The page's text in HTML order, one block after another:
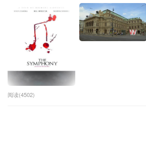
阅读(4502)